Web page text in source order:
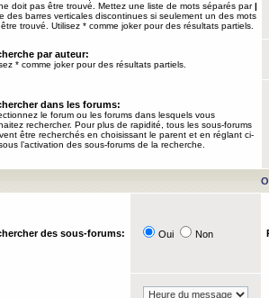
doit pas être trouvé. Mettez une liste de mots séparés par|
des barres verticales discontinues si seulement un des mots
trouvé. Utilisez * comme joker pour des résultats partiels.
par auteur:
* comme joker pour des résultats partiels.
dans les forums:
le forum ou les forums dans lesquels vous
rechercher. Pour plus de rapidité, tous les sous-forums
être recherchés en choisissant le parent et en réglant ci-
l’activation des sous-forums de la recherche.
des sous-forums: Oui Non